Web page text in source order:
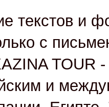
текстов и
с
TOUR -
и